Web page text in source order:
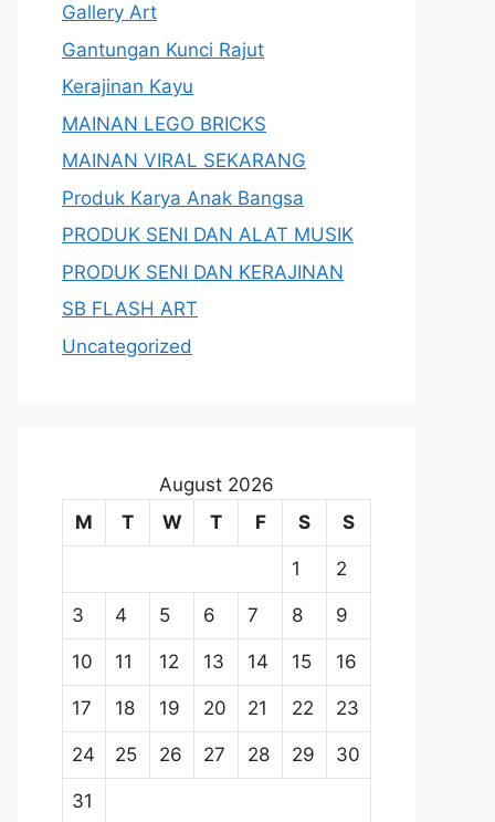
Gallery Art
Gantungan Kunci Rajut
Kerajinan Kayu
MAINAN LEGO BRICKS
MAINAN VIRAL SEKARANG
Produk Karya Anak Bangsa
PRODUK SENI DAN ALAT MUSIK
PRODUK SENI DAN KERAJINAN
SB FLASH ART
Uncategorized
August 2026
M
T W T F S S
1 2
3 4 5 6 7 8 9
10 11 12 13 14 15 16
17 18 19 20 21 22 23
24 25 26 27 28 29 30
31